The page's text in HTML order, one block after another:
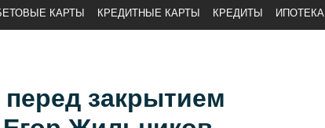
КАРТЫ КРЕДИТНЫЕ КАРТЫ КРЕДИТЫ ИПОТЕКА
закрытием